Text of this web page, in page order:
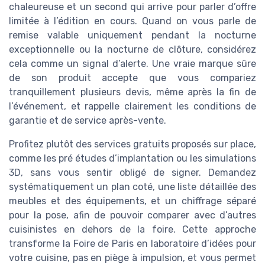
chaleureuse et un second qui arrive pour parler d’offre
limitée à l’édition en cours. Quand on vous parle de
remise valable uniquement pendant la nocturne
exceptionnelle ou la nocturne de clôture, considérez
cela comme un signal d’alerte. Une vraie marque sûre
de son produit accepte que vous compariez
tranquillement plusieurs devis, même après la fin de
l’événement, et rappelle clairement les conditions de
garantie et de service après-vente.
Profitez plutôt des services gratuits proposés sur place,
comme les pré études d’implantation ou les simulations
3D, sans vous sentir obligé de signer. Demandez
systématiquement un plan coté, une liste détaillée des
meubles et des équipements, et un chiffrage séparé
pour la pose, afin de pouvoir comparer avec d’autres
cuisinistes en dehors de la foire. Cette approche
transforme la Foire de Paris en laboratoire d’idées pour
votre cuisine, pas en piège à impulsion, et vous permet